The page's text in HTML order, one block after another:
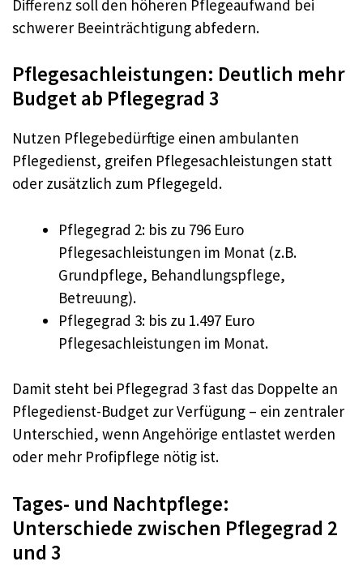
Differenz soll den höheren Pflegeaufwand bei
schwerer Beeinträchtigung abfedern.
Pflegesachleistungen: Deutlich mehr
Budget ab Pflegegrad 3
Nutzen Pflegebedürftige einen ambulanten
Pflegedienst, greifen Pflegesachleistungen statt
oder zusätzlich zum Pflegegeld.
Pflegegrad 2: bis zu 796 Euro
Pflegesachleistungen im Monat (z.B.
Grundpflege, Behandlungspflege,
Betreuung).
Pflegegrad 3: bis zu 1.497 Euro
Pflegesachleistungen im Monat.
Damit steht bei Pflegegrad 3 fast das Doppelte an
Pflegedienst-Budget zur Verfügung – ein zentraler
Unterschied, wenn Angehörige entlastet werden
oder mehr Profipflege nötig ist.
Tages- und Nachtpflege:
Unterschiede zwischen Pflegegrad 2
und 3